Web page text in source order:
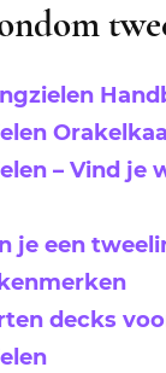
– Vind je
je een
decks